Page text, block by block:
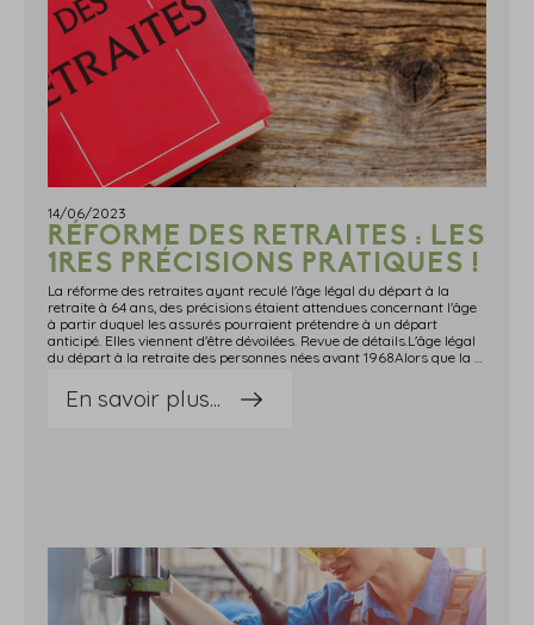
14/06/2023
RÉFORME DES RETRAITES : LES
1RES PRÉCISIONS PRATIQUES !
La réforme des retraites ayant reculé l'âge légal du départ à la
retraite à 64 ans, des précisions étaient attendues concernant l'âge
à partir duquel les assurés pourraient prétendre à un départ
anticipé. Elles viennent d'être dévoilées. Revue de détails.L'âge légal
du départ à la retraite des personnes nées avant 1968Alors que la réforme des retraites relève progressivement l'âge légal du départ à la retraite pour le porter à 64 ans pour les assurés nés depuis 1968, rien n'était encore précisé concernant ceux nés avant cette date.L'âge de départ à la retraite de ces derniers est désormais connu et établi comme-ci : 62 ans pour les assurés nés entre le 1er janvier 1955 et le 31 août 1961 inclus ; 62 ans et 3 mois pour les assurés nés entre le 1er septembre 1961 et le 31 décembre 1961 inclus ; 62 ans et 6 mois pour les assurés nés en 1962 ; 62 ans et 9 mois pour les assurés nés en 1963 ; 63 ans pour les assurés nés en 1964 ; 63 ans et 3 mois pour les assurés nés en 1965 ; 63 ans et 6 mois pour les assurés nés en 1966 ; 63 ans et 9 mois pour les assurés nés en 1967 ; 64 ans pour les assurés nés à compter du 1er janvier 1968.Retraite anticipée : quels changements ?Des précisions sont également apportées sur les dispositifs de retraite anticipée.Le départ anticipé pour carrière longueLa retraite anticipée pour les assurés ayant commencé à travailler tôt reste possible, mais selon des règles différentes.L'âge de leur départ à la retraite varie désormais selon l'âge auquel ils ont commencé à travailler, toutes conditions remplies. Ainsi, ceux qui ont commencé à travailler avant : 16 ans pourront partir à la retraite dès l'âge de 58 ans ; 18 ans pourront partir à la retraite dès l'âge de 60 ans ; 20 ans pourront partir à la retraite dès l'âge de 62 ans ; 21 ans pourront partir à la retraite dès l'âge de 63 ans.Notez que ce régime spécifique est adapté pour les assurés nés entre le 1er septembre 1961 et le 31 décembre 1969 et ayant commencé à travailler après leurs 18 ans mais avant leurs 20 ans : ceux nés entre le 1er septembre 1961 et 31 août 1963 inclus pourront partir à la retraite dès 60 ans ; ceux nés entre le 1er septembre 1963 et le 31 décembre 1968 inclus pourront partir à la retraite à l'âge légal de départ, minoré de 2 ans et 6 mois, soit : 60 ans et 3 mois pour les assurés nés entre le 1er septembre 1963 et le 31 décembre 1963 ; 60 ans et 6 mois pour les assurés nés en 1964 ; 60 ans et 9 mois pour les assurés nés en 1965 ; 61 ans pour les assurés nés en 1966 ; 61 ans et 3 mois pour les assurés nés en 1967 ; 61 ans et 6 mois pour les assurés nés en 1968 ; ceux nés en 1969 pourront partir à la retraite à l'âge de 61 ans et 9 mois.Le départ anticipé pour handicapPour rappel, avant la réforme des retraites, le départ à la retraite dès 55 ans était possible pour les assurés affectés d'un taux d'incapacité permanente d'au moins 50 %, justifiant d'une durée totale d'assurance et d'une durée cotisée.Néanmoins, ceux ne pouvant pas justifier de cette incapacité sur une fraction des durées requises pouvaient demander à bénéficier de la retraite anticipée en saisissant une commission placée auprès de la Caisse nationale d'assurance vieillesse (CNAV) pour valider jusqu'à 30 % de la durée d'assurance manquante.Pour ce faire, l'assuré devait notamment être affecté d'une incapacité permanente d'au moins 80 % au moment de la liquidation de sa retraite.La loi portant réforme des retraites ne modifie pas l'âge du départ à la retraite anticipée (55 ans). En revanche, la condition de durée totale d'assurance est supprimée. Seule est conservée la condition de durée cotisée.De plus, le taux d'incapacité nécessaire pour saisir la commission placée auprès de la CNAV passe de 80 % à 50 % dès le 1er septembre 2023.Le départ anticipé pour inaptitudePour rappel, avant la réforme des retraites, les assurés inaptes au travail ne bénéficiaient pas d'un dispositif de retraite anticipée à proprement parler.Concrètement, ces assurés, de même que ceux justifiant d'une incapacité permanente au moins égale à 50 %, bénéficiaient d'une retraite à taux plein dès 62 ans, quelle que soit leur durée d'assurance.Avec la réforme des retraites, un cas de départ à la retraite anticipée pour inaptitude est créé. Ainsi, il est prévu que la condition d'âge légal de départ à la retraite est abaissée à 62 ans pour les assurés reconnus inaptes au travail dans des conditions fixées par la loi et pour ceux justifiant d'une incapacité permanente au moins égale à 50 %.Quid des demandes de pensions présentées avant le 1er septembre 2023 ?Les assurés ayant demandé à liquider leur pension avant le 1er septembre 2023 et qui entrent en jouissance de cette pension après le 31 août 2023 bénéficient, sur demande, d'une annulation de leur pension ou de leur demande de pension.Il est désormais précisé que cette demande est à adresser aux organismes de sécurité sociale entre le 5 juin 2023 et le 31 octobre 2023 au plus tard. Sources : ​​​​​Décret n° 2023-435 du 3 juin 2023 portant application des articles 10, 11 et 17 de la loi n° 223-270 du 14 avril 2023 de financement rectificative de la sécurité sociale pour 2023 Décret n° 2023-436 du 3 juin 2023 portant application des articles 10 et 11 de la loi n° 2023-270 du 14 avril 2023 de financement rectificative de la sécurité sociale pour 2023Réforme des retraites : les 1res précisions pratiques ! - © Copyright WebLex
En savoir plus...